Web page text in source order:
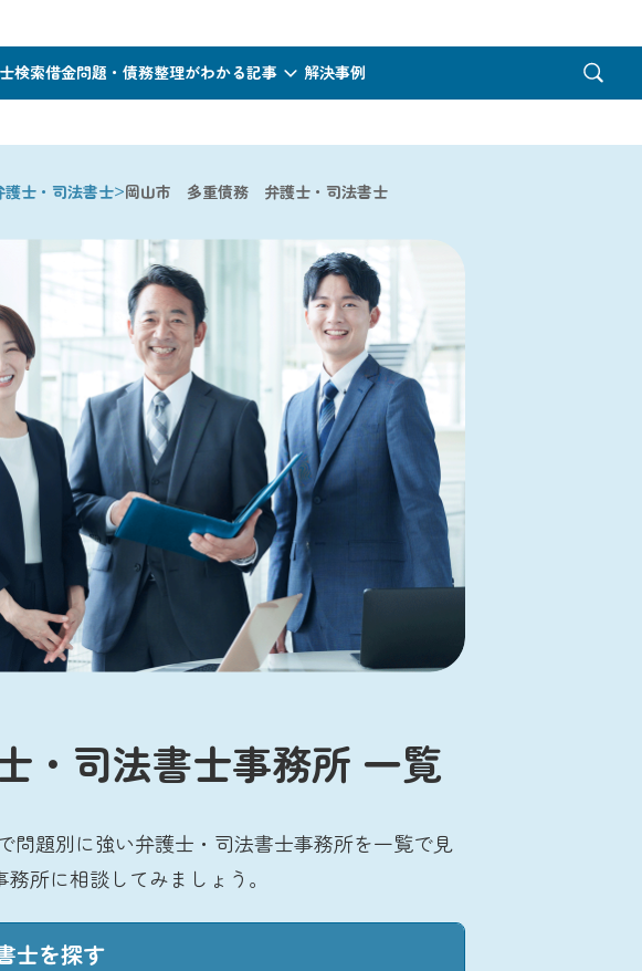
検索借金問題・債務整理がわかる記事 解決事例
士・司法書士>岡山市 多重債務 弁護士・司法書士
・司法書士事務所 一覧
問題別に強い弁護士・司法書士事務所を一覧で見
所に相談してみましょう。
士を探す